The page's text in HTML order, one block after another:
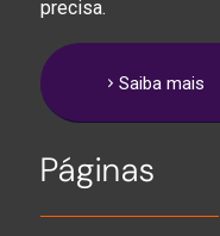
precisa.
Saiba mais
Páginas